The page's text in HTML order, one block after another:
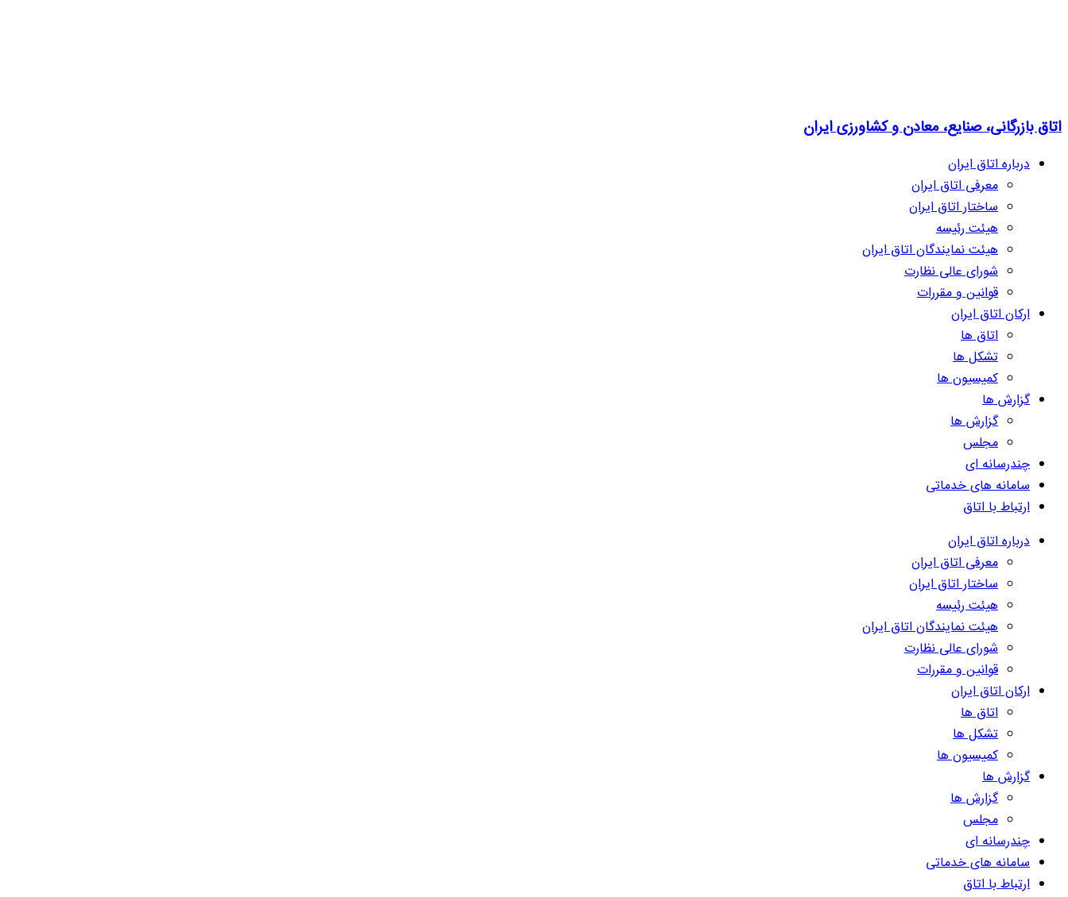
اتاق بازرگانی، صنایع، معادن و کشاورزی ایران
درباره اتاق ایران
معرفی اتاق ایران
ساختار اتاق ایران
هیئت رئیسه
هیئت نمایندگان اتاق ایران
شورای عالی نظارت
قوانین و مقررات
ارکان اتاق ایران
اتاق ها
تشکل ها
کمیسیون ها
گزارش ها
گزارش ها
مجلس
چندرسانه ای
سامانه های خدماتی
ارتباط با اتاق
درباره اتاق ایران
معرفی اتاق ایران
ساختار اتاق ایران
هیئت رئیسه
هیئت نمایندگان اتاق ایران
شورای عالی نظارت
قوانین و مقررات
ارکان اتاق ایران
اتاق ها
تشکل ها
کمیسیون ها
گزارش ها
گزارش ها
مجلس
چندرسانه ای
سامانه های خدماتی
ارتباط با اتاق